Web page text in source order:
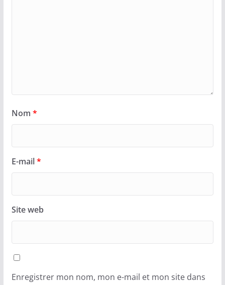
Nom *
E-mail*
Site web
Enregistrer mon nom, mon e-mail et mon site dans